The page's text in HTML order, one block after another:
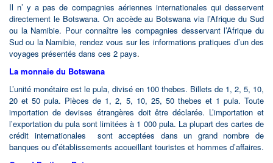
Il n’ y a pas de compagnies aériennes internationales qui desservent
directement le Botswana. On accède au Botswana via l’Afrique du Sud
ou la Namibie. Pour connaître les compagnies desservant l’Afrique du
Sud ou la Namibie, rendez vous sur les informations pratiques d’un des
voyages présentés dans ces 2 pays.
La monnaie du Botswana
L’unité monétaire est le pula, divisé en 100 thebes. Billets de 1, 2, 5, 10,
20 et 50 pula. Pièces de 1, 2, 5, 10, 25, 50 thebes et 1 pula. Toute
importation de devises étrangères doit être déclarée. L’importation et
l’exportation du pula sont limitées à 1 000 pula. La plupart des cartes de
crédit internationales sont acceptées dans un grand nombre de
banques ou d’établissements accueillant touristes et hommes d’affaires.